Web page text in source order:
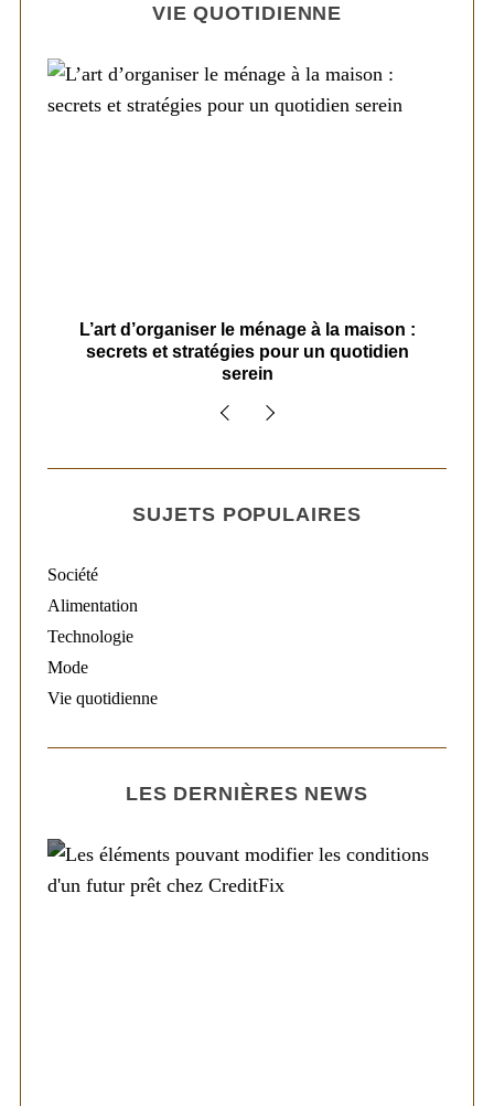
VIE QUOTIDIENNE
L’art d’organiser le ménage à la maison :
secrets et stratégies pour un quotidien
serein
SUJETS POPULAIRES
Société
Alimentation
Technologie
Mode
Vie quotidienne
LES DERNIÈRES NEWS